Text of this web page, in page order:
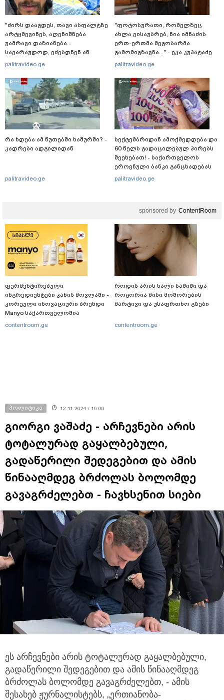
"ძირს დააგდეს, თავი ასფალტზე
არტყმევინეს, აღენიშნება
უამრავი დაზიანება...
სავარაუდოდ, ეძებდნენ ან
დებდნენ ნარკოტიკს" - რას
რომელსაც
არასრულწლოვანები
ფიზიკურად გაუსწორდნენ?
palitravideo.ge
რა ხდება ამ წუთებში ხაშურში? -
კადრები ადგილიდან
palitravideo.ge
"ფოტოსურათი, რომელზეც
ახლა ვისაუბრებ, ნია იმნაძის
ერთ-ერთმა მეგობარმა
გამომიგზავნა..." - ეკა კუპატაძე
palitravideo.ge
სექტემბრიდან ამოქმედდება და
60 წელს გადაცილებულ პირებს
შეეხებათ! - საქართველოს
ეროვნული ბანკი განცხადებას
ავრცელებს
palitravideo.ge
sponsored by ContentRoom
ფერმენტირებული
ინგრედიენტები კანის მოვლაში -
კორეული ინოვაციური ბრენდი
Manyo საქართველოშია
contentroom.ge
როდის არის ხალი საშიში და
როგორია მისი მოშორების
მარტივი და უსაფრთხო გზები
contentroom.ge
პოლიტიკა 12.11.2024 / 16:00
გიორგი ვაშაძე - არჩევნები არის
ტოტალურად გაყალბებული,
გადაწერილი შედეგებით და ამის
წინააღმდეგ ბრძოლას ბოლომდე
გავაგრძელებთ - ჩავხსენით სიები
ეს არჩევნები არის ტოტალურად გაყალბებული,
გადაწერილი შედეგებით და ამის წინააღმდეგ
ბრძოლას ბოლომდე გავაგრძელებთ, - ამის
შესახებ ჟურნალისტებს, „ერთიანობა-